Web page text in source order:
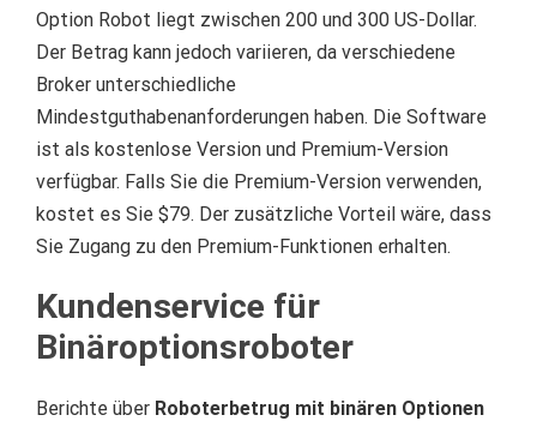
Option Robot liegt zwischen 200 und 300 US-Dollar.
Der Betrag kann jedoch variieren, da verschiedene
Broker unterschiedliche
Mindestguthabenanforderungen haben. Die Software
ist als kostenlose Version und Premium-Version
verfügbar. Falls Sie die Premium-Version verwenden,
kostet es Sie $79. Der zusätzliche Vorteil wäre, dass
Sie Zugang zu den Premium-Funktionen erhalten.
Kundenservice für
Binäroptionsroboter
Berichte über Roboterbetrug mit binären Optionen